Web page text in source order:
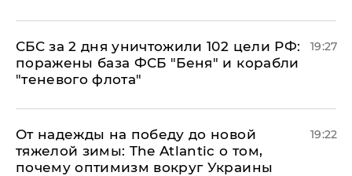
СБС за 2 дня уничтожили 102 цели РФ:
поражены база ФСБ "Беня" и корабли
"теневого флота"
19:27
От надежды на победу до новой
тяжелой зимы: The Atlantic о том,
почему оптимизм вокруг Украины
19:22